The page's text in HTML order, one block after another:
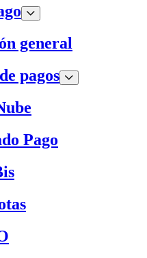
general
pagos
Pago